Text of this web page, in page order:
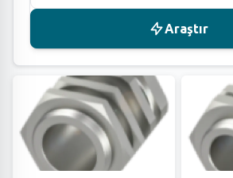
Atop
Fortress Safety
Festo
Harting
Partex
Wago
Araştır